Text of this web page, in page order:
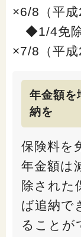
×6/8（平成
◆1/4免除
×7/8（平成
年金額を
納を
保険料を
年金額は
除された
ば追納で
ることが